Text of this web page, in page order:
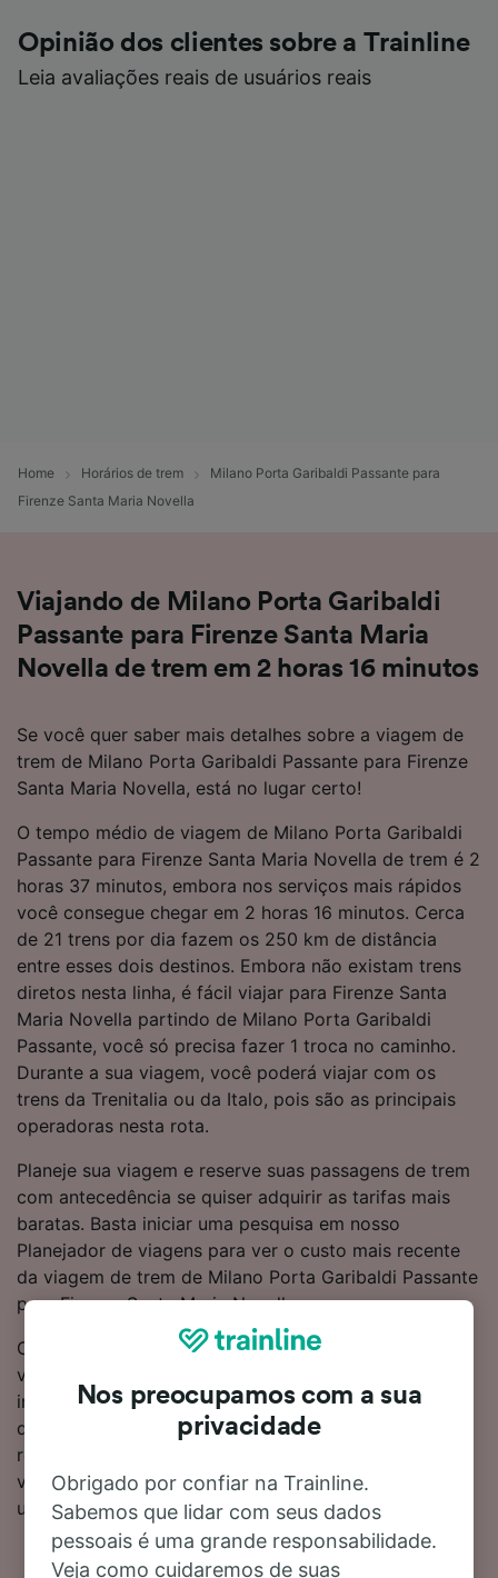
Opinião dos clientes sobre a Trainline
Leia avaliações reais de usuários reais
Home Horários de trem
Milano Porta Garibaldi Passante para
Firenze Santa Maria Novella
Viajando de Milano Porta Garibaldi
Passante para Firenze Santa Maria
Novella de trem em 2 horas 16 minutos
Se você quer saber mais detalhes sobre a viagem de
trem de Milano Porta Garibaldi Passante para Firenze
Santa Maria Novella, está no lugar certo!
O tempo médio de viagem de Milano Porta Garibaldi
Passante para Firenze Santa Maria Novella de trem é 2
horas 37 minutos, embora nos serviços mais rápidos
você consegue chegar em 2 horas 16 minutos. Cerca
de 21 trens por dia fazem os 250 km de distância
entre esses dois destinos. Embora não existam trens
diretos nesta linha, é fácil viajar para Firenze Santa
Maria Novella partindo de Milano Porta Garibaldi
Passante, você só precisa fazer 1 troca no caminho.
Durante a sua viagem, você poderá viajar com os
trens da Trenitalia ou da Italo, pois são as principais
operadoras nesta rota.
Planeje sua viagem e reserve suas passagens de trem
com antecedência se quiser adquirir as tarifas mais
baratas. Basta iniciar uma pesquisa em nosso
Planejador de viagens para ver o custo mais recente
da viagem de trem de Milano Porta Garibaldi Passante
para Firenze Santa Maria Novella.
Continue lendo para obter mais informações sobre
viajar de trem para Firenze Santa Maria Novella,
incluindo perguntas frequentes, tabelas com horários
do primeiro e do último trem e dicas sobre como
reservar passagens de trem pelo menor custo. Se
você estiver com tudo certo para reservar, comece
uma busca por bilhetes hoje mesmo.
Nos preocupamos com a sua
privacidade
Obrigado por confiar na Trainline.
Sabemos que lidar com seus dados
pessoais é uma grande responsabilidade.
Veja como cuidaremos de suas